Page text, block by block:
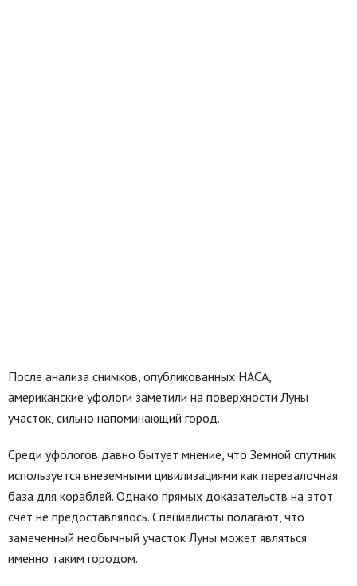
После анализа снимков, опубликованных НАСА,
американские уфологи заметили на поверхности Луны
участок, сильно напоминающий город.
Среди уфологов давно бытует мнение, что Земной спутник
используется внеземными цивилизациями как перевалочная
база для кораблей. Однако прямых доказательств на этот
счет не предоставлялось. Специалисты полагают, что
замеченный необычный участок Луны может являться
именно таким городом.